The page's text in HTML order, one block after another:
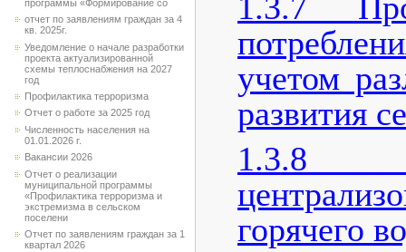
программы «Формирование со
отчет по заявлениям граждан за 4
кв. 2025г.
Уведомление о начале разработки
проекта актуализированной
схемы теплоснабжения на 2027
год
Профилактика терроризма
Отчет о работе за 2025 год
Численность населения на
01.01.2026 г.
Вакансии 2026
Отчет о реализации
муниципальной программы
«Профилактика терроризма и
экстремизма в сельском
поселени
Отчет по заявлениям граждан за 1
квартал 2026
1.3.7
учетом
развития
1.3.8
горячего